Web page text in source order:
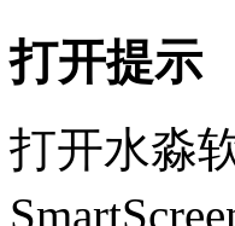
打开提示
打开水淼